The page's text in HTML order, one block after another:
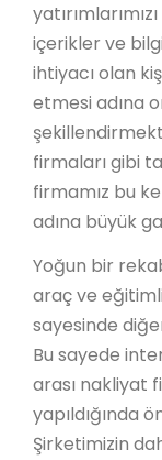
içerikler ve
ihtiyacı olan
etmesi adına
firmaları gibi
firmamız bu
adına büyük
Yoğun bir
araç ve
sayesinde
Bu sayede
arası nakliyat
yapıldığında
Şirketimizin